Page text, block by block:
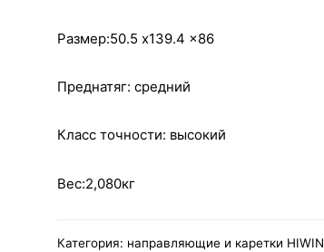
Размер:50.5 x139.4 x86
Преднатяг: средний
Класс точности: высокий
Вес:2,080кг
Категория: направляющие и каретки HIWIN